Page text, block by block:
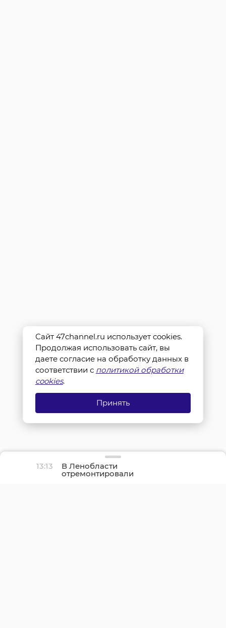
13:13 В Ленобласти
отремонтировали
участок трассы «Красное
Сайт 47channel.ru использует cookies.
Продолжая использовать сайт, вы
даете согласие на обработку данных в
соответствии с политикой обработки
cookies.
Принять